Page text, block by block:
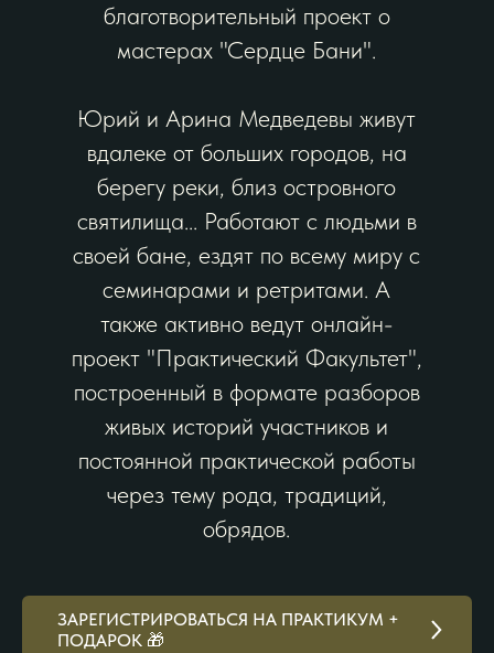
благотворительный проект о
мастерах "Сердце Бани".
Юрий и Арина Медведевы живут
вдалеке от больших городов, на
берегу реки, близ островного
святилища... Работают с людьми в
своей бане, ездят по всему миру с
семинарами и ретритами. А
также активно ведут онлайн-
проект "Практический Факультет",
построенный в формате разборов
живых историй участников и
постоянной практической работы
через тему рода, традиций,
обрядов.
ЗАРЕГИСТРИРОВАТЬСЯ НА ПРАКТИКУМ +
ПОДАРОК 🎁